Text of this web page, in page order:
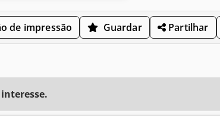
de impressão Guardar Partilhar